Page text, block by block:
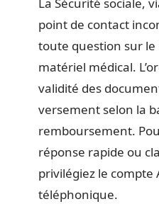
La Sécurité sociale,
point de contact
toute question sur
matériel médical.
validité des
versement selon la
remboursement.
réponse rapide ou
privilégiez le compte
téléphonique.